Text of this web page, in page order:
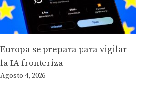
Europa se prepara para vigilar
la IA fronteriza
Agosto 4, 2026